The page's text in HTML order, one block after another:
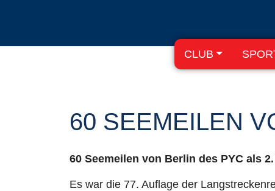
CLUB
60 SEEMEILEN
60 Seemeilen von Berlin des PYC als
Es war die 77. Auflage der